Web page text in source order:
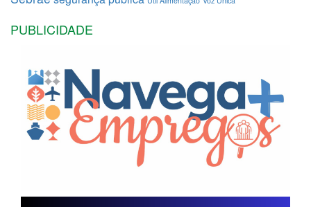
PUBLICIDADE